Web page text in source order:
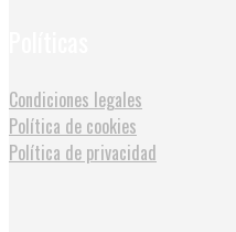
Condiciones legales
Política de cookies
Política de privacidad